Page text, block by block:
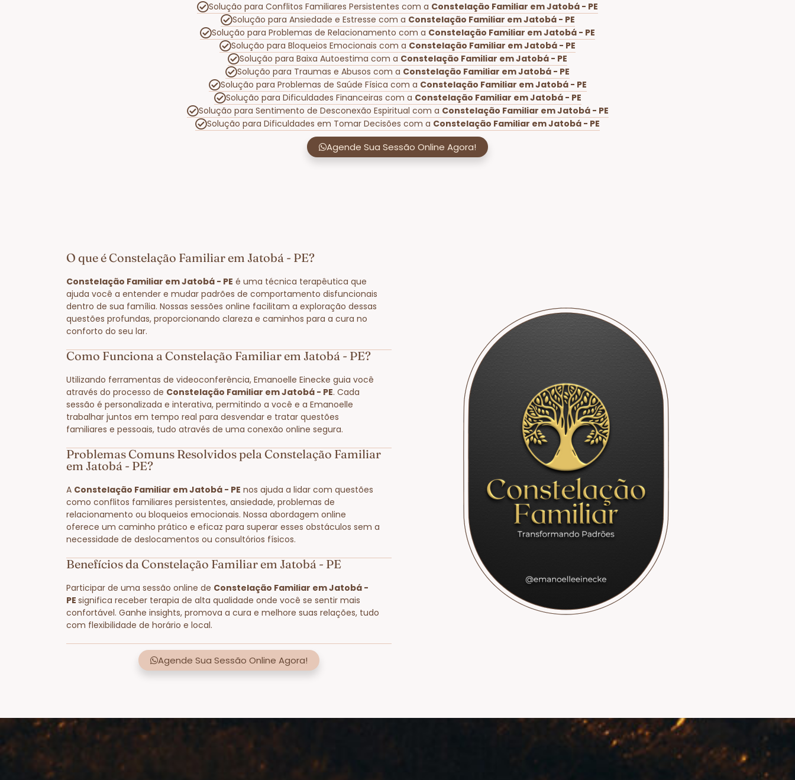
Solução para Conflitos Familiares Persistentes com a Constelação Familiar em Jatobá - PE
Solução para Ansiedade e Estresse com a Constelação Familiar em Jatobá - PE
Solução para Problemas de Relacionamento com a Constelação Familiar em Jatobá - PE
Solução para Bloqueios Emocionais com a Constelação Familiar em Jatobá - PE
Solução para Baixa Autoestima com a Constelação Familiar em Jatobá - PE
Solução para Traumas e Abusos com a Constelação Familiar em Jatobá - PE
Solução para Problemas de Saúde Física com a Constelação Familiar em Jatobá - PE
Solução para Dificuldades Financeiras com a Constelação Familiar em Jatobá - PE
Solução para Sentimento de Desconexão Espiritual com a Constelação Familiar em Jatobá - PE
Solução para Dificuldades em Tomar Decisões com a Constelação Familiar em Jatobá - PE
Agende Sua Sessão Online Agora!
O que é Constelação Familiar em Jatobá - PE?
Constelação Familiar em Jatobá - PE é uma técnica terapêutica que
ajuda você a entender e mudar padrões de comportamento disfuncionais
dentro de sua família. Nossas sessões online facilitam a exploração dessas
questões profundas, proporcionando clareza e caminhos para a cura no
conforto do seu lar.
Como Funciona a Constelação Familiar em Jatobá - PE?
Utilizando ferramentas de videoconferência, Emanoelle Einecke guia você
através do processo de Constelação Familiar em Jatobá - PE. Cada
sessão é personalizada e interativa, permitindo a você e a Emanoelle
trabalhar juntos em tempo real para desvendar e tratar questões
familiares e pessoais, tudo através de uma conexão online segura.
Problemas Comuns Resolvidos pela Constelação Familiar
em Jatobá - PE?
A Constelação Familiar em Jatobá - PE nos ajuda a lidar com questões
como conflitos familiares persistentes, ansiedade, problemas de
relacionamento ou bloqueios emocionais. Nossa abordagem online
oferece um caminho prático e eficaz para superar esses obstáculos sem a
necessidade de deslocamentos ou consultórios físicos.
Benefícios da Constelação Familiar em Jatobá - PE
Participar de uma sessão online de Constelação Familiar em Jatobá -
PE significa receber terapia de alta qualidade onde você se sentir mais
confortável. Ganhe insights, promova a cura e melhore suas relações, tudo
com flexibilidade de horário e local.
Agende Sua Sessão Online Agora!